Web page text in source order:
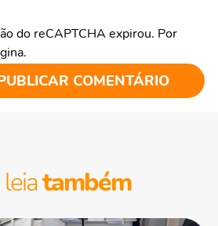
do reCAPTCHA expirou. Por
leiatambém